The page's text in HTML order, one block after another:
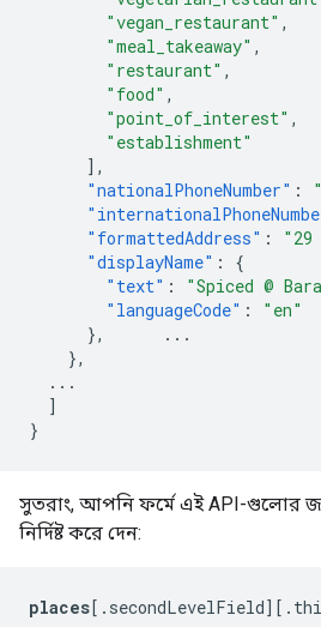
"vegan_restaurant" ,
"meal_takeaway" ,
"restaurant" ,
"food" ,
"point_of_interest" ,
"establishment"
],
"nationalPhoneNumber" :
"formattedAddress" :
"29
"displayName" :
{
"text" : "Spiced @
"languageCode" :
"en"
},
...
},
...
]
}
সুতরাং, আপনি ফর্মে এই API-গুলোর
নির্দিষ্ট করে দেন:
places